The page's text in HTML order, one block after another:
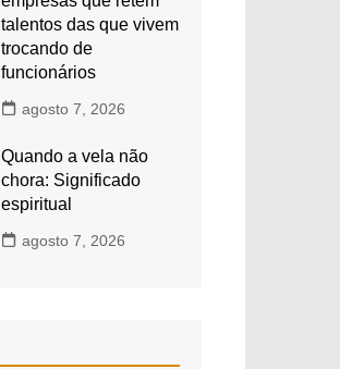
talentos das que vivem
trocando de
funcionários
agosto 7, 2026
Quando a vela não
chora: Significado
espiritual
agosto 7, 2026